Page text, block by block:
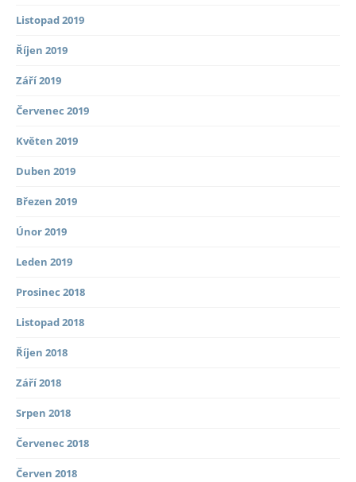
Listopad 2019
Říjen 2019
Září 2019
Červenec 2019
Květen 2019
Duben 2019
Březen 2019
Únor 2019
Leden 2019
Prosinec 2018
Listopad 2018
Říjen 2018
Září 2018
Srpen 2018
Červenec 2018
Červen 2018